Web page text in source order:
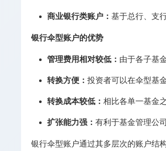
商业银行类账户 ： 基于总行、支
银行伞型账户的优势
管理费用相对较低 ： 由于各子基
转换方便 ： 投资者可以在伞型基
转换成本较低 ： 相比各单一基金
扩张能力强 ： 有利于基金管理公
银行伞型账户通过其多层次的账户结